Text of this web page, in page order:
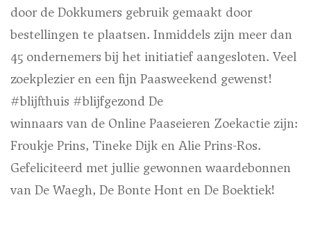
door de Dokkumers gebruik gemaakt door
bestellingen te plaatsen. Inmiddels zijn meer dan
45 ondernemers bij het initiatief aangesloten. Veel
zoekplezier en een fijn Paasweekend gewenst!
#blijfthuis #blijfgezond De
winnaars van de Online Paaseieren Zoekactie zijn:
Froukje Prins, Tineke Dijk en Alie Prins-Ros.
Gefeliciteerd met jullie gewonnen waardebonnen
van De Waegh, De Bonte Hont en De Boektiek!